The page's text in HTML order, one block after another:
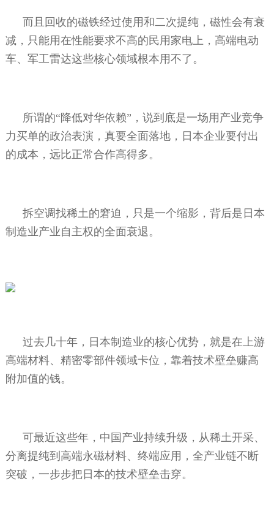
而且回收的磁铁经过使用和二次提纯，磁性会有衰
减，只能用在性能要求不高的民用家电上，高端电动
车、军工雷达这些核心领域根本用不了。
所谓的“降低对华依赖”，说到底是一场用产业竞争
力买单的政治表演，真要全面落地，日本企业要付出
的成本，远比正常合作高得多。
拆空调找稀土的窘迫，只是一个缩影，背后是日本
制造业产业自主权的全面衰退。
过去几十年，日本制造业的核心优势，就是在上游
高端材料、精密零部件领域卡位，靠着技术壁垒赚高
附加值的钱。
可最近这些年，中国产业持续升级，从稀土开采、
分离提纯到高端永磁材料、终端应用，全产业链不断
突破，一步步把日本的技术壁垒击穿。